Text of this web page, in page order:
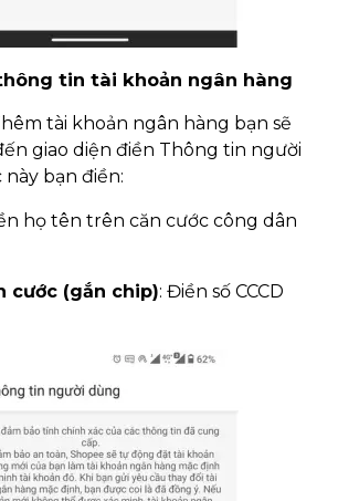
tin tài khoản ngân hàng
tài khoản ngân hàng bạn sẽ
giao diện điền Thông tin người
bạn điền:
họ tên trên căn cước công dân
cước (gắn chip): Điền số CCCD